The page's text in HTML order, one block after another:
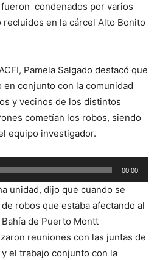
condenados por varios
en la cárcel Alto Bonito
Pamela Salgado destacó que
conjunto con la comunidad
y vecinos de los distintos
cometían los robos, siendo
equipo investigador.
00:00
unidad, dijo que cuando se
robos que estaba afectando al
de Puerto Montt
reuniones con las juntas de
el trabajo conjunto con la